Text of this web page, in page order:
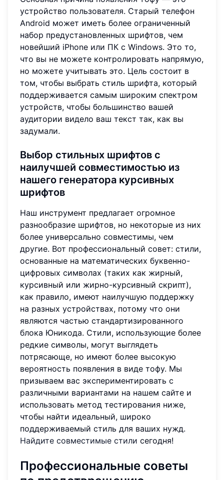
устройство пользователя. Старый телефон
Android может иметь более ограниченный
набор предустановленных шрифтов, чем
новейший iPhone или ПК с Windows. Это то,
что вы не можете контролировать напрямую,
но можете учитывать это. Цель состоит в
том, чтобы выбрать стиль шрифта, который
поддерживается самым широким спектром
устройств, чтобы большинство вашей
аудитории видело ваш текст так, как вы
задумали.
Выбор стильных шрифтов с
наилучшей совместимостью из
нашего генератора курсивных
шрифтов
Наш инструмент предлагает огромное
разнообразие шрифтов, но некоторые из них
более универсально совместимы, чем
другие. Вот профессиональный совет: стили,
основанные на математических буквенно-
цифровых символах (таких как жирный,
курсивный или жирно-курсивный скрипт),
как правило, имеют наилучшую поддержку
на разных устройствах, потому что они
являются частью стандартизированного
блока Юникода. Стили, использующие более
редкие символы, могут выглядеть
потрясающе, но имеют более высокую
вероятность появления в виде тофу. Мы
призываем вас экспериментировать с
различными вариантами на нашем сайте и
использовать метод тестирования ниже,
чтобы найти идеальный, широко
поддерживаемый стиль для ваших нужд.
Найдите совместимые стили сегодня!
Профессиональные советы